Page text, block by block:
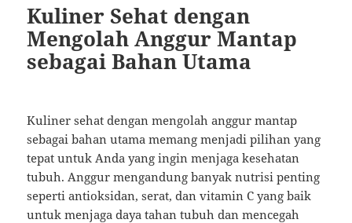
Kuliner Sehat dengan
Mengolah Anggur Mantap
sebagai Bahan Utama
Kuliner sehat dengan mengolah anggur mantap
sebagai bahan utama memang menjadi pilihan yang
tepat untuk Anda yang ingin menjaga kesehatan
tubuh. Anggur mengandung banyak nutrisi penting
seperti antioksidan, serat, dan vitamin C yang baik
untuk menjaga daya tahan tubuh dan mencegah